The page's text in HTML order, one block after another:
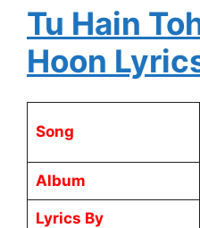
Tu Hain
Hoon
Song
Album
Lyrics By